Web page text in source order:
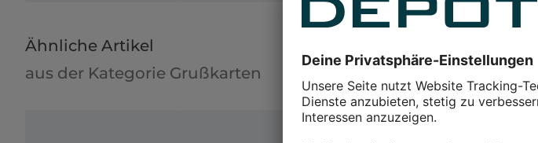
Ähnliche Artikel
aus der Kategorie Grußkarten